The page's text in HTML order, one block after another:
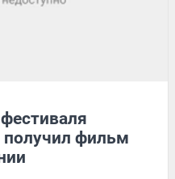
получил фильм